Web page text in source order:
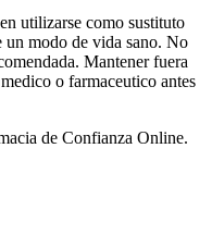
utilizarse como sustituto
un modo de vida sano. No
Mantener fuera
o farmaceutico antes
de Confianza Online.